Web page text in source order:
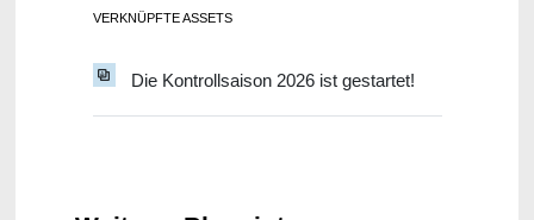
VERKNÜPFTE ASSETS
Die Kontrollsaison 2026 ist gestartet!